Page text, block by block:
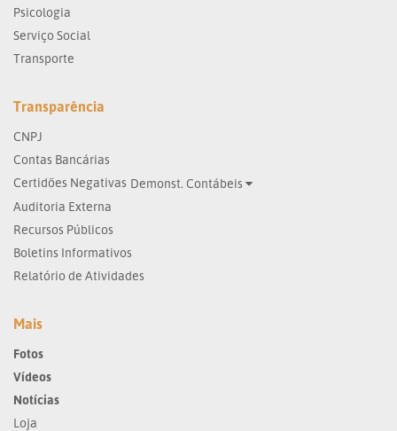
Psicologia
Serviço Social
Transporte
Transparência
CNPJ
Contas Bancárias
Certidões Negativas Demonst. Contábeis
Auditoria Externa
Recursos Públicos
Boletins Informativos
Relatório de Atividades
Mais
Fotos
Vídeos
Notícias
Loja